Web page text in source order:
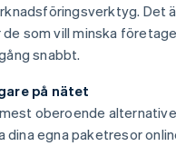
Det
som vill minska
snabbt.
på nätet
oberoende
dina egna paketresor